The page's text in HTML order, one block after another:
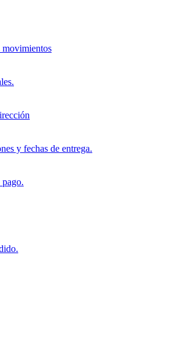
movimientos
y fechas de entrega.